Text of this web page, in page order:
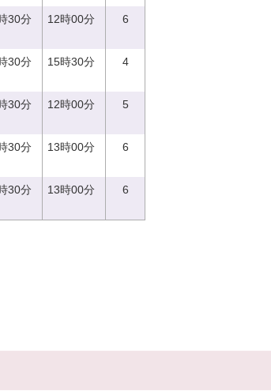
30分 12時00分 6
30分 15時30分 4
30分 12時00分 5
30分 13時00分 6
30分 13時00分 6